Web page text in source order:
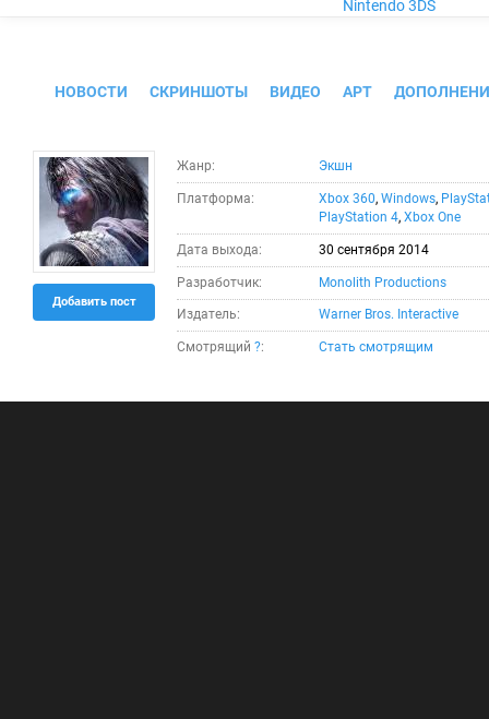
Nintendo 3DS
НОВОСТИ СКРИНШОТЫ ВИДЕО АРТ
Жанр: Экшн
Платформа: Xbox 360, Windows,
PlayStation 4, Xbox One
Дата выхода: 30 сентября 2014
Разработчик: Monolith Productions
Издатель: Warner Bros. Interactive
Смотрящий ?: Стать смотрящим
Добавить пост